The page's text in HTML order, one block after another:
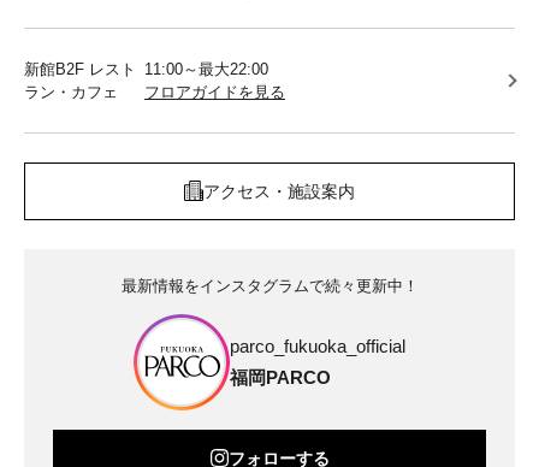
新館B2F レスト
ラン・カフェ
11:00～最大22:00
フロアガイドを見る
アクセス・施設案内
最新情報をインスタグラムで続々更新中！
parco_fukuoka_official
福岡PARCO
フォローする